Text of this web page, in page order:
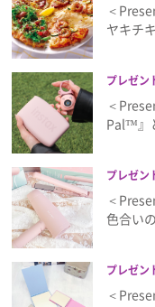
＜
ヤキチ
プレゼン
＜
Pal™』
プレゼン
＜
色合い
プレゼン
＜